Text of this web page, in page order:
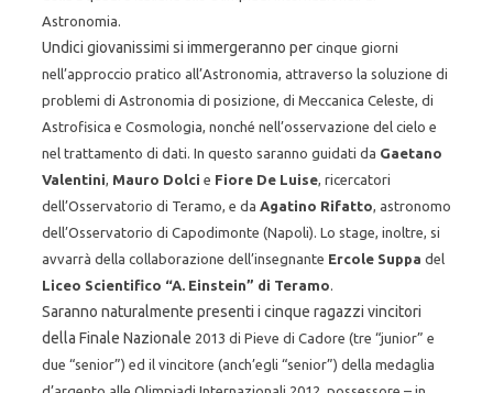
Astronomia.
Undici giovanissimi si immergeranno per cinque giorni
nell’approccio pratico all’Astronomia, attraverso la soluzione di
problemi di Astronomia di posizione, di Meccanica Celeste, di
Astrofisica e Cosmologia, nonché nell’osservazione del cielo e
nel trattamento di dati. In questo saranno guidati da Gaetano
Valentini, Mauro Dolci e Fiore De Luise, ricercatori
dell’Osservatorio di Teramo, e da Agatino Rifatto, astronomo
dell’Osservatorio di Capodimonte (Napoli). Lo stage, inoltre, si
avvarrà della collaborazione dell’insegnante Ercole Suppa del
Liceo Scientifico “A. Einstein” di Teramo.
Saranno naturalmente presenti i cinque ragazzi vincitori
della Finale Nazionale 2013 di Pieve di Cadore (tre “junior” e
due “senior”) ed il vincitore (anch’egli “senior”) della medaglia